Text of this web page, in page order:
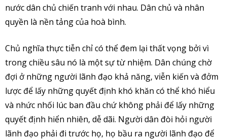
nước dân chủ chiến tranh với nhau. Dân chủ và nhân
quyền là nền tảng của hoà bình.
Chủ nghĩa thực tiễn chỉ có thể đem lại thất vọng bởi vì
trong chiều sâu nó là một sự từ nhiệm. Dân chúng chờ
đợi ở những người lãnh đạo khả năng, viễn kiến và đởm
lược để lấy những quyết định khó khăn có thể khó hiểu
và nhức nhối lúc ban đầu chứ không phải để lấy những
quyết định hiển nhiên, dễ dãi. Người dân đòi hỏi người
lãnh đạo phải đi trước họ, họ bầu ra người lãnh đạo để